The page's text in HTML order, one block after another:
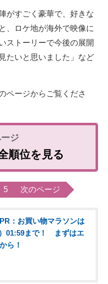
がすごく豪華で、好きな
、ロケ地が海外で映像に
ストーリーで今後の展開
たいと思いました」など
ページからご覧くださ
順位を見る
5 次のページ
PR：お買い物マラソンは
01:59まで！ まずはエ
ら！